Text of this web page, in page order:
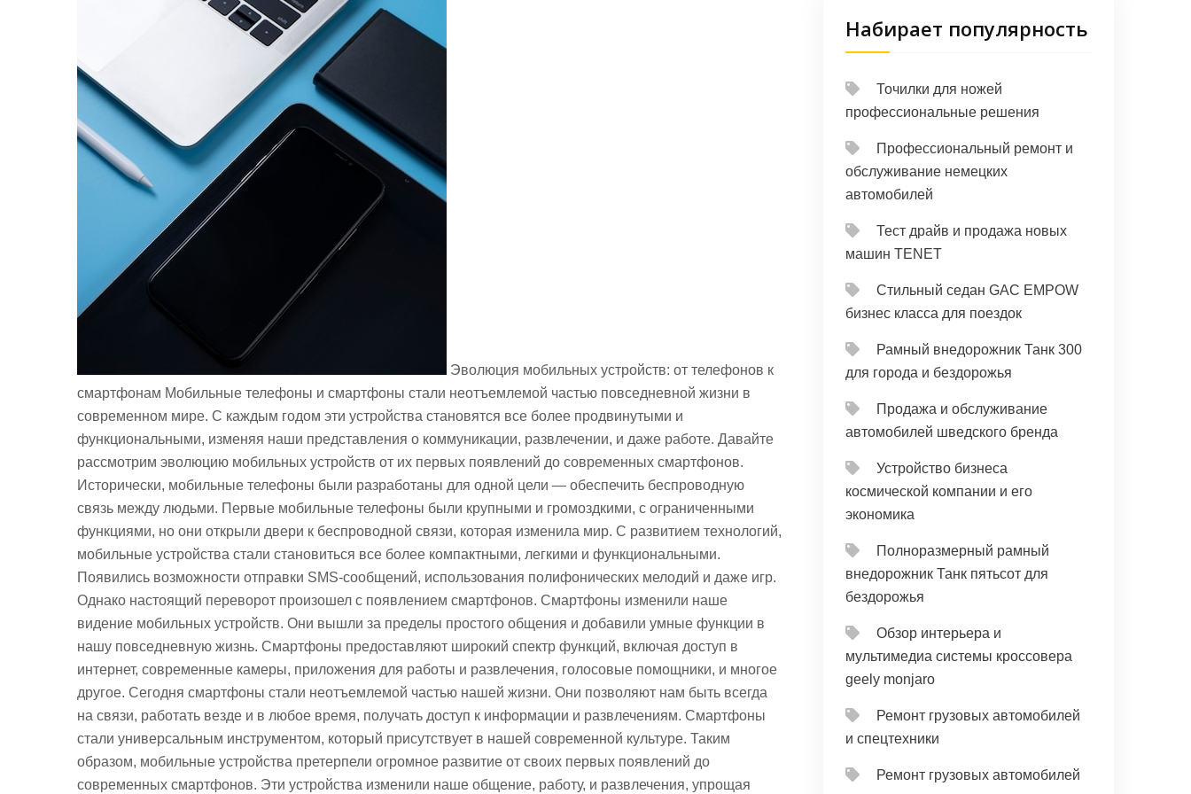
Эволюция мобильных устройств: от телефонов к
смартфонам Мобильные телефоны и смартфоны стали неотъемлемой частью повседневной жизни в
современном мире. С каждым годом эти устройства становятся все более продвинутыми и
функциональными, изменяя наши представления о коммуникации, развлечении, и даже работе. Давайте
рассмотрим эволюцию мобильных устройств от их первых появлений до современных смартфонов.
Исторически, мобильные телефоны были разработаны для одной цели — обеспечить беспроводную
связь между людьми. Первые мобильные телефоны были крупными и громоздкими, с ограниченными
функциями, но они открыли двери к беспроводной связи, которая изменила мир. С развитием технологий,
мобильные устройства стали становиться все более компактными, легкими и функциональными.
Появились возможности отправки SMS-сообщений, использования полифонических мелодий и даже игр.
Однако настоящий переворот произошел с появлением смартфонов. Смартфоны изменили наше
видение мобильных устройств. Они вышли за пределы простого общения и добавили умные функции в
нашу повседневную жизнь. Смартфоны предоставляют широкий спектр функций, включая доступ в
интернет, современные камеры, приложения для работы и развлечения, голосовые помощники, и многое
другое. Сегодня смартфоны стали неотъемлемой частью нашей жизни. Они позволяют нам быть всегда
на связи, работать везде и в любое время, получать доступ к информации и развлечениям. Смартфоны
стали универсальным инструментом, который присутствует в нашей современной культуре. Таким
образом, мобильные устройства претерпели огромное развитие от своих первых появлений до
современных смартфонов. Эти устройства изменили наше общение, работу, и развлечения, упрощая
Набирает популярность
Точилки для ножей
профессиональные решения
Профессиональный ремонт и
обслуживание немецких
автомобилей
Тест драйв и продажа новых
машин TENET
Стильный седан GAC EMPOW
бизнес класса для поездок
Рамный внедорожник Танк 300
для города и бездорожья
Продажа и обслуживание
автомобилей шведского бренда
Устройство бизнеса
космической компании и его
экономика
Полноразмерный рамный
внедорожник Танк пятьсот для
бездорожья
Обзор интерьера и
мультимедиа системы кроссовера
geely monjaro
Ремонт грузовых автомобилей
и спецтехники
Ремонт грузовых автомобилей